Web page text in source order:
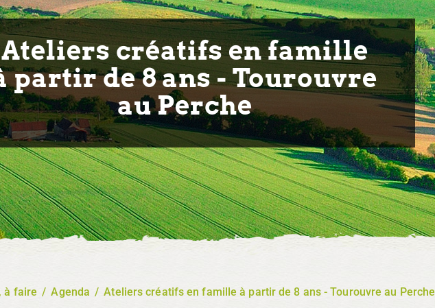
Ateliers créatifs en famille
partir de 8 ans - Tourouvre
au Perche
à faire / Agenda / Ateliers créatifs en famille à partir de 8 ans - Tourouvre au Perche